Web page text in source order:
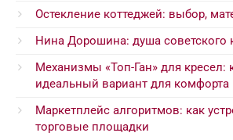
Остекление коттеджей: выбор,
Нина Дорошина: душа советского
Механизмы «Топ-Ган» для кресел:
идеальный вариант для комфорта
Маркетплейс алгоритмов: как
торговые площадки